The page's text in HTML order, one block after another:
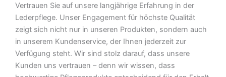
Vertrauen Sie auf unsere langjährige Erfahrung in der
Lederpflege. Unser Engagement für höchste Qualität
zeigt sich nicht nur in unseren Produkten, sondern auch
in unserem Kundenservice, der Ihnen jederzeit zur
Verfügung steht. Wir sind stolz darauf, dass unsere
Kunden uns vertrauen – denn wir wissen, dass